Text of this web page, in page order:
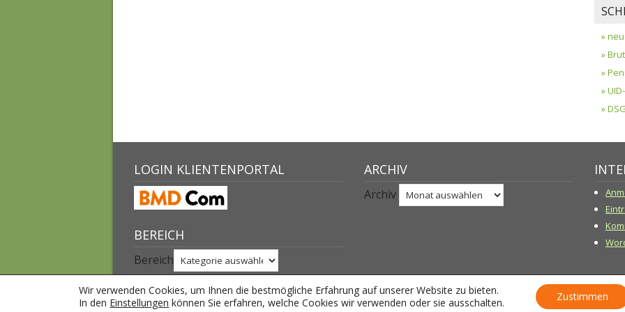
»
»
»
»
»
LOGIN KLIENTENPORTAL
BEREICH
Bereich
ARCHIV
Archiv
Ⓒ Mag. Harald Huemer, 4490 St.Florian, Leopold-Kotzmann-Str.11b, Tel.07224/22472 -
Wir verwenden Cookies, um Ihnen die bestmögliche Erfahrung auf unserer Website zu bieten.
In den Einstellungen können Sie erfahren, welche Cookies wir verwenden oder sie ausschalten. Zustimmen